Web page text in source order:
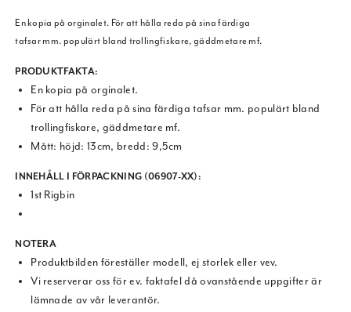
En kopia på orginalet. För att hålla reda på sina färdiga
tafsar mm. populärt bland trollingfiskare, gäddmetare mf.
PRODUKTFAKTA:
En kopia på orginalet.
För att hålla reda på sina färdiga tafsar mm. populärt bland
trollingfiskare, gäddmetare mf.
Mått: höjd: 13cm, bredd: 9,5cm
INNEHÅLL I FÖRPACKNING (06907-XX):
1st Rigbin
NOTERA
Produktbilden föreställer modell, ej storlek eller vev.
Vi reserverar oss för ev. faktafel då ovanstående uppgifter är
lämnade av vår leverantör.